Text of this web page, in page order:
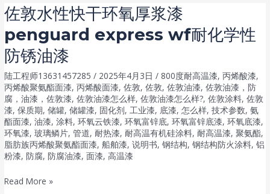
650
桥
梁
涂
装
防
腐
油
漆
氧
压
载
水
舱
漆
Balloxy
HB
Lightmic
调
防
佐敦水性快干环氧厚浆漆
penguard express wf耐化学性
防锈油漆
陆工程师13631457285/ 2025年4月3日/ 800度耐高温漆,丙烯酸漆,
丙烯酸聚氨酯面漆,丙烯酸面漆,佐敦,佐敦,佐敦油漆,佐敦油漆，防
腐，油漆，佐敦漆,佐敦油漆怎么样,佐敦油漆怎么样?,佐敦涂料,佐敦
漆,保质期,储罐,储罐漆, 固化剂, 工业漆, 底漆,怎么样,技术参数,氨
酯面漆,油漆,涂料,环氧云铁漆,环氧富锌底,环氧富锌底漆,环氧底漆,
环氧漆,玻璃鳞片,管道, 耐热漆, 耐高温有机硅涂料, 耐高温漆,聚氨酯,
脂肪族丙烯酸聚氨酯面漆,船舶漆,说明书,钢结构,钢结构防火涂料,铝
粉漆, 防腐, 防腐油漆,面漆,高温漆
佐
Read More »